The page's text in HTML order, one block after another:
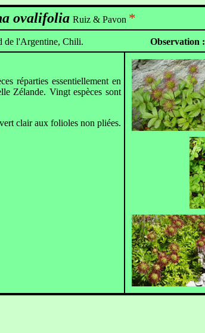
ovalifolia Ruiz & Pavon *
de l'Argentine, Chili. Observation :
réparties essentiellement en
Zélande. Vingt espèces sont
clair aux folioles non pliées.